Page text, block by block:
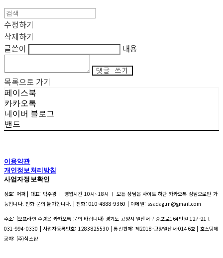
수정하기
삭제하기
글쓴이
내용
댓글 쓰기
목록으로 가기
페이스북
카카오톡
네이버 블로그
밴드
이용약관
개인정보처리방침
사업자정보확인
상호: 어퍼 | 대표: 박주광 ㅣ 영업시간 10시~18시 ㅣ 모든 상담은 사이트 하단 카카오톡 상담으로만 가
능합니다. 전화 문의 불가합니다. | 전화: 010-4888-9360 | 이메일: ssadagun@gmail.com
주소: (오프라인 수령은 카카오톡 문의 바랍니다) 경기도 고양시 일산서구 송포로164번길 127-21 l
031-994-0330 | 사업자등록번호: 1283825530 | 통신판매: 제2018-고양일산서-0146호 | 호스팅제
공자: (주)식스샵